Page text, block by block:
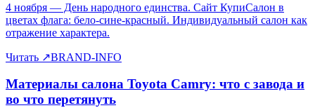
4 ноября — День народного единства. Сайт КупиСалон в
цветах флага: бело-сине-красный. Индивидуальный салон как
отражение характера.
Читать ↗BRAND-INFO
Материалы салона Toyota Camry: что с завода и
во что перетянуть